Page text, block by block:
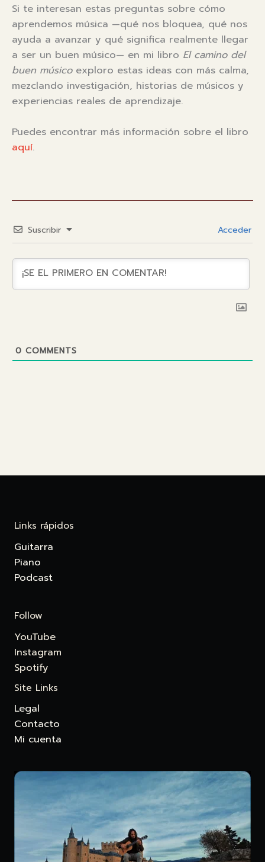
Si te interesan estas preguntas sobre cómo
aprendemos música —qué nos bloquea, qué nos
ayuda a avanzar y qué significa realmente llegar
a ser un buen músico— en mi libro El camino del
buen músicoexploro estas ideas con más calma,
mezclando investigación, historias de músicos y
experiencias reales de aprendizaje.
Puedes encontrar más información sobre el libro
aquí.
Suscribir Acceder
0 COMMENTS
Links rápidos
Guitarra
Piano
Podcast
Follow
YouTube
Instagram
Spotify
Site Links
Legal
Contacto
Mi cuenta